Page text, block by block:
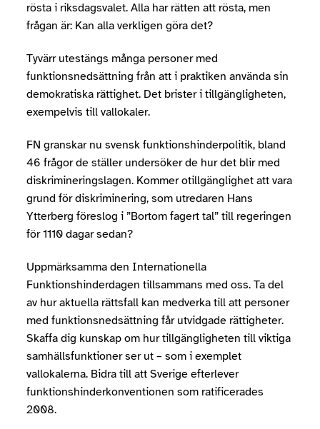
rösta i riksdagsvalet. Alla har rätten att rösta, men
frågan är: Kan alla verkligen göra det?
Tyvärr utestängs många personer med
funktionsnedsättning från att i praktiken använda sin
demokratiska rättighet. Det brister i tillgängligheten,
exempelvis till vallokaler.
FN granskar nu svensk funktionshinderpolitik, bland
46 frågor de ställer undersöker de hur det blir med
diskrimineringslagen. Kommer otillgänglighet att vara
grund för diskriminering, som utredaren Hans
Ytterberg föreslog i ”Bortom fagert tal” till regeringen
för 1110 dagar sedan?
Uppmärksamma den Internationella
Funktionshinderdagen tillsammans med oss. Ta del
av hur aktuella rättsfall kan medverka till att personer
med funktionsnedsättning får utvidgade rättigheter.
Skaffa dig kunskap om hur tillgängligheten till viktiga
samhällsfunktioner ser ut – som i exemplet
vallokalerna. Bidra till att Sverige efterlever
funktionshinderkonventionen som ratificerades
2008.